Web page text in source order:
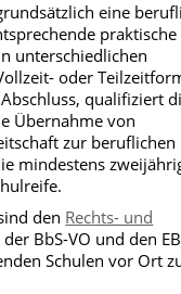
eine
praktische
unterschiedlichen
oder
qualifiziert
Übernahme von
zur beruflichen
mindestens
den Rechts- und
BbS-VO und den
Schulen vor Ort